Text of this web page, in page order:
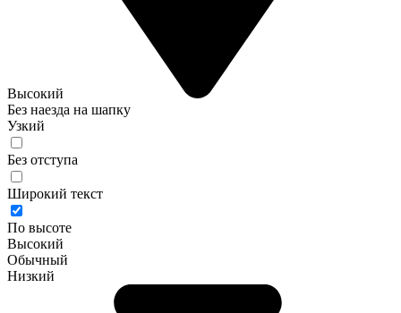
Высокий
Без наезда на шапку
Узкий
Без отступа
Широкий текст
По высоте
Высокий
Обычный
Низкий